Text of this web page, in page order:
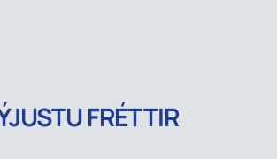
FRÉTTIR